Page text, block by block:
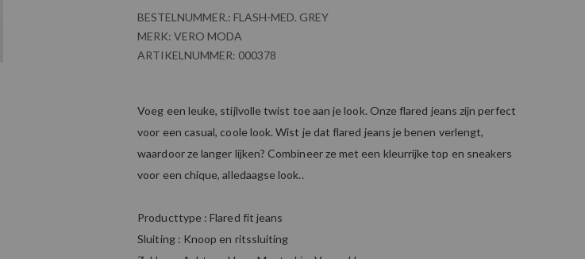
BESTELNUMMER.: FLASH-MED. GREY
MERK: VERO MODA
ARTIKELNUMMER: 000378
Voeg een leuke, stijlvolle twist toe aan je look. Onze flared jeans zijn perfect
voor een casual, coole look. Wist je dat flared jeans je benen verlengt,
waardoor ze langer lijken? Combineer ze met een kleurrijke top en sneakers
voor een chique, alledaagse look..
Producttype : Flared fit jeans
Sluiting : Knoop en ritssluiting